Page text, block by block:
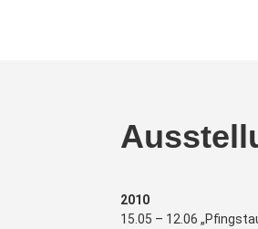
2010
15.05 – 12.06